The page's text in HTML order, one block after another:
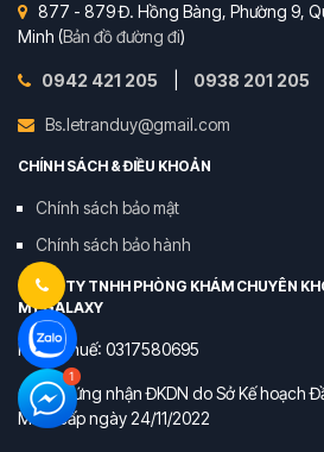
877 - 879 Đ. Hồng Bàng, Phường 9,
Minh (Bản đồ đường đi)
0942 421 205 0938 201 205
Bs.letranduy@gmail.com
CHÍNH SÁCH & ĐIỀU KHOẢN
Chính sách bảo mật
Chính sách bảo hành
CÔNG TY TNHH PHÒNG KHÁM CHUYÊN
MỸ GALAXY
Mã số thuế: 0317580695
Giấy chứng nhận ĐKDN do Sở Kế hoạch
Minh cấp ngày 24/11/2022